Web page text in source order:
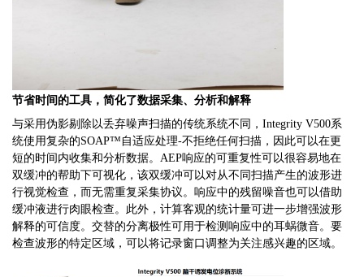
节省时间的工具 ， 简化了数据采集、 分析和解释
与采用伪影剔除以丢弃噪声扫描的传统系统不同 ，Integrity V500系
统使用复杂的SOAP™ 自适应处理-不拒绝任何扫描 ， 因此可以在更
短的时间内收集和分析数据。AEP响应的可重复性可以很容易地在
双缓冲的帮助下可视化 ， 该双缓冲可以对从不同扫描产生的波形进
行视觉检查 ， 而无需重复采集协议 。 响应中的残留噪音也可以借助
缓冲液进行肉眼检查 。 此外 ， 计算客观的统计量可进一步增强波形
解释的可信度。 交替的分离极性可用于检测响应中的耳蜗微音。 要
检查波形的特定区域 ， 可以将记录窗口调整为关注感兴趣的区域。